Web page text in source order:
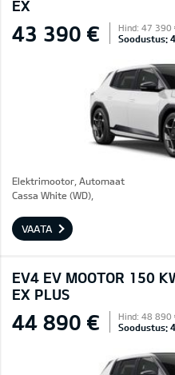
EX
43 390 € Hind: 47 390
Soodustus:
Elektrimootor, Automaat
Cassa White (WD),
VAATA
EV4 EV MOOTOR 150
EX PLUS
44 890 € Hind: 48 890
Soodustus: